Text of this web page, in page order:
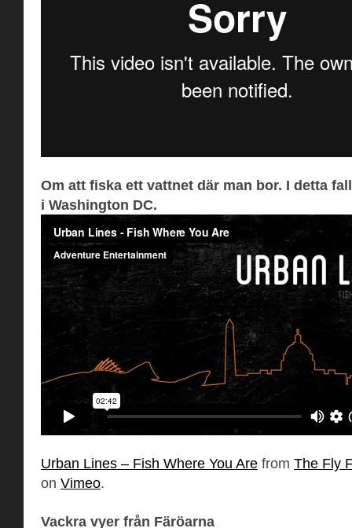
Om att fiska ett vattnet där man bor. I detta
i Washington DC.
Urban Lines – Fish Where You Are from The Fly
on Vimeo.
Vackra vyer från Färöarna